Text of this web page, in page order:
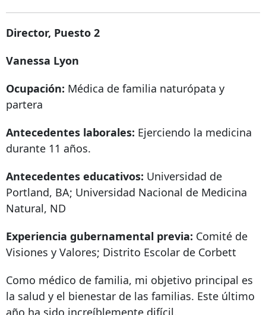
Director, Puesto 2
Vanessa Lyon
Ocupación: Médica de familia naturópata y
partera
Antecedentes laborales: Ejerciendo la medicina
durante 11 años.
Antecedentes educativos: Universidad de
Portland, BA; Universidad Nacional de Medicina
Natural, ND
Experiencia gubernamental previa: Comité de
Visiones y Valores; Distrito Escolar de Corbett
Como médico de familia, mi objetivo principal es
la salud y el bienestar de las familias. Este último
año ha sido increíblemente difícil.